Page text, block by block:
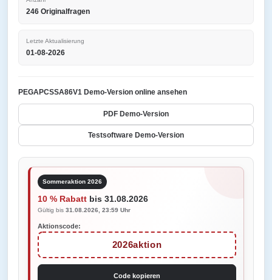
246 Originalfragen
Letzte Aktualisierung
01-08-2026
PEGAPCSSA86V1 Demo-Version online ansehen
PDF Demo-Version
Testsoftware Demo-Version
Sommeraktion 2026
10 % Rabatt bis 31.08.2026
Gültig bis 31.08.2026, 23:59 Uhr
Aktionscode:
2026aktion
Code kopieren